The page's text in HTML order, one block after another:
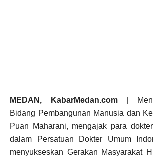
MEDAN, KabarMedan.com|
Bidang Pembangunan Manusia dan
Puan Maharani, mengajak para
dalam Persatuan Dokter Umum
menyukseskan Gerakan Masyarakat